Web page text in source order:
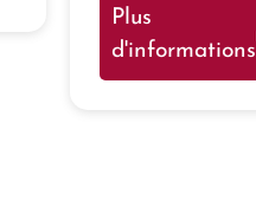
Plus
d'informations